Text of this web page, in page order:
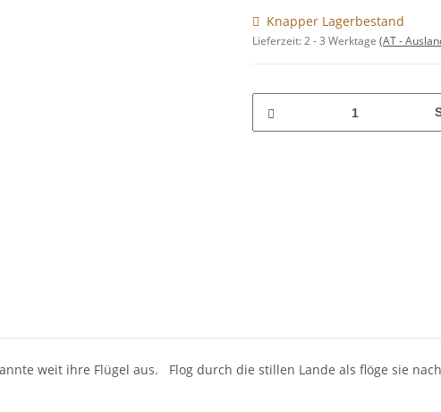
Knapper Lagerbestand
Lieferzeit:2 - 3 Werktage (AT -
weit ihre Flügel aus. Flog durch die stillen Lande als flöge sie